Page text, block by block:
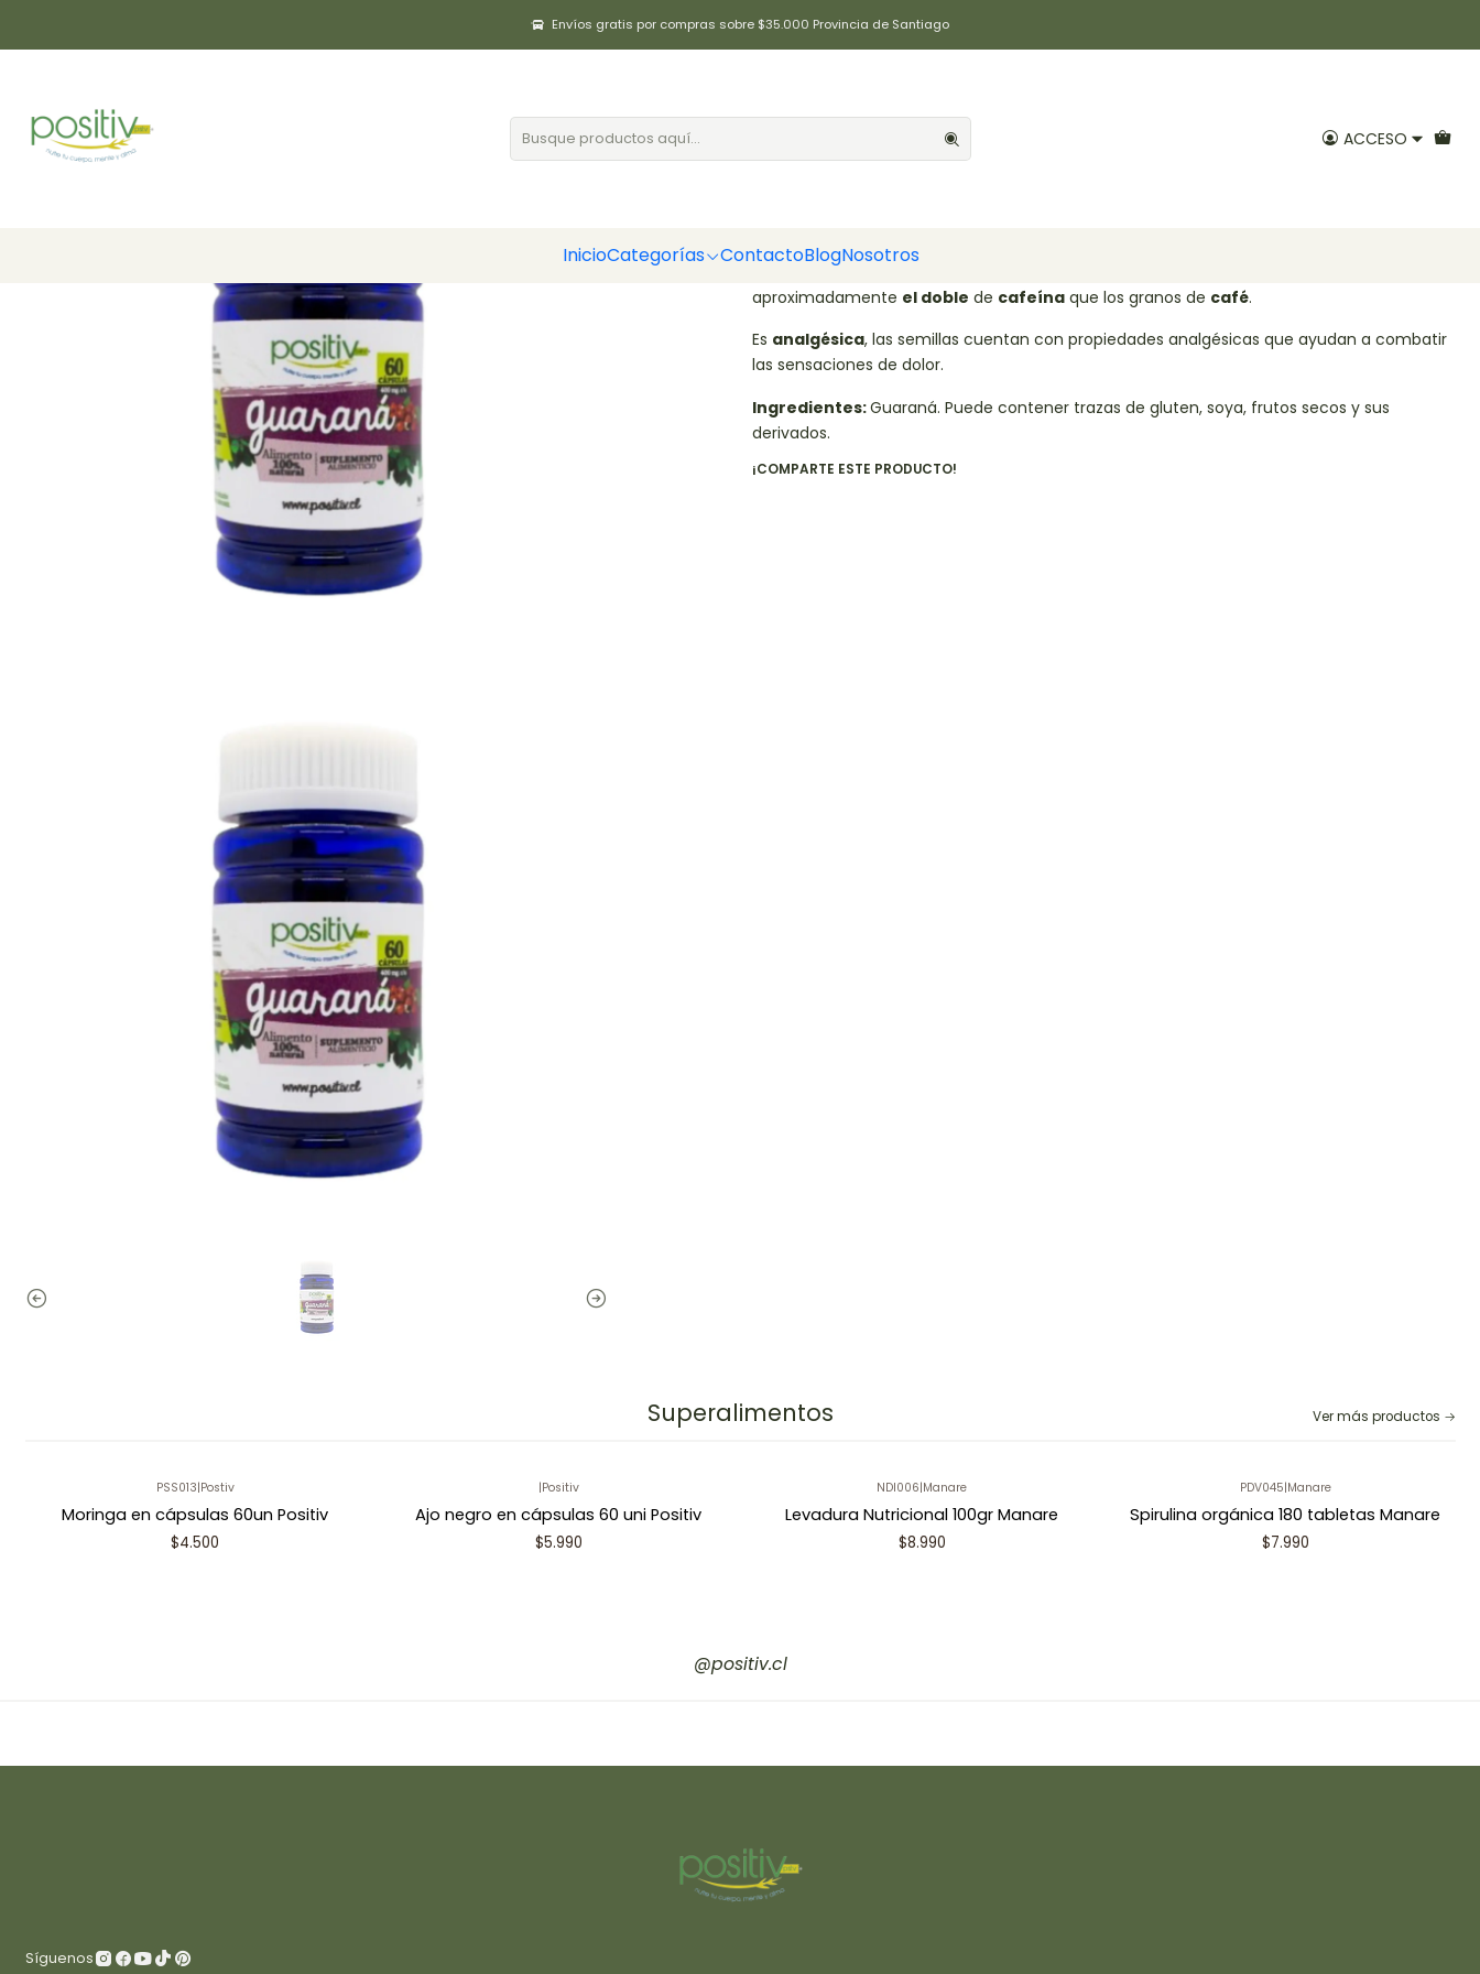
ACCESO
InicioCategorías ContactoBlogNosotros
Envíos gratis por compras sobre $35.000 Provincia de Santiago
Inicio Categorías Guaraná en cápsulas 60un
El principal componente de la
sistema nervioso central y que libera adrenalina. De hecho, estas semillas
aproximadamente el doble de cafeínaque los granos de café.
Es analgésica, las semillas cuentan con propiedades analgésicas que ayudan a combatir
las sensaciones de dolor.
Ingredientes:Guaraná. Puede contener trazas de gluten, soya, frutos secos y sus
derivados.
¡COMPARTE ESTE PRODUCTO!
Superalimentos Ver más productos
PSS013|Postiv
Moringa en cápsulas 60un Positiv
$4.500
|Positiv
Ajo negro en cápsulas 60 uni Positiv
$5.990
NDI006|Manare
Levadura Nutricional 100gr Manare
$8.990
PDV045|Manare
Spirulina orgánica 180 tabletas Manare
$7.990
@positiv.cl
Síguenos